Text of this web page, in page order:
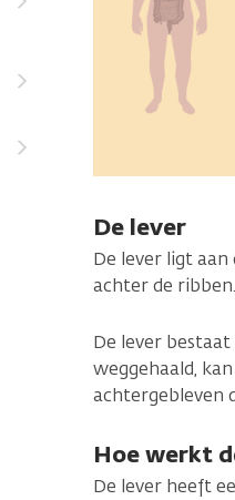
De lever
De lever ligt
achter de
De lever
weggehaald,
achtergebleven
Hoe werkt
De lever heeft